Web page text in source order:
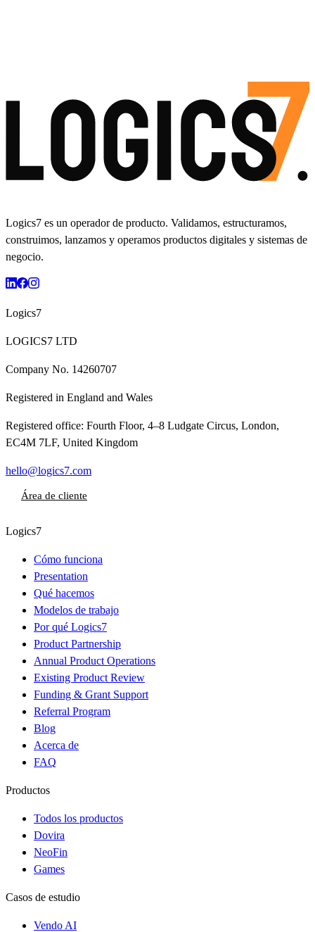
Logics7 es un operador de producto. Validamos, estructuramos,
construimos, lanzamos y operamos productos digitales y sistemas de
negocio.
Logics7
LOGICS7 LTD
Company No. 14260707
Registered in England and Wales
Registered office: Fourth Floor, 4–8 Ludgate Circus, London,
EC4M 7LF, United Kingdom
hello@logics7.com
Área de cliente
Logics7
Cómo funciona
Presentation
Qué hacemos
Modelos de trabajo
Por qué Logics7
Product Partnership
Annual Product Operations
Existing Product Review
Funding & Grant Support
Referral Program
Blog
Acerca de
FAQ
Productos
Todos los productos
Dovira
NeoFin
Games
Casos de estudio
Vendo AI